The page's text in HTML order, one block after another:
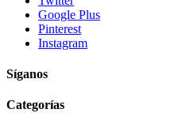
Google Plus
Pinterest
Instagram
Síganos
Categorías